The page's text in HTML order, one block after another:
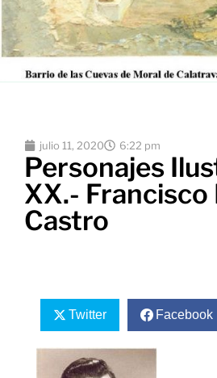
julio 11, 2020 6:22 pm
Personajes
XX.- Francisco
Castro
Twitter Facebook